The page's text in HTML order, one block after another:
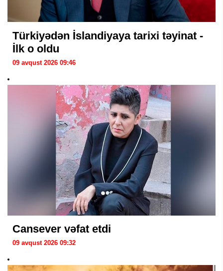
Türkiyədən İslandiyaya tarixi təyinat -
İlk o oldu
09 avqust 2026 09:46
Cansever vəfat etdi
09 avqust 2026 09:32